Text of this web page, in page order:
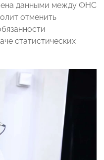
данными между ФНС
отменить
статистических